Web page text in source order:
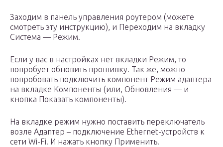
Заходим в панель управления роутером (можете
смотреть эту инструкцию), и Переходим на вкладку
Система — Режим.
Если у вас в настройках нет вкладки Режим, то
попробует обновить прошивку. Так же, можно
попробовать подключить компонент Режим адаптера
на вкладке Компоненты (или, Обновления — и
кнопка Показать компоненты).
На вкладке режим нужно поставить переключатель
возле Адаптер – подключение Ethernet-устройств к
сети Wi-Fi. И нажать кнопку Применить.